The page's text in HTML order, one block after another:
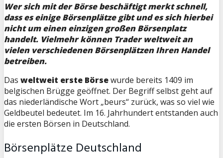
Wer sich mit der Börse beschäftigt merkt schnell,
dass es einige Börsenplätze gibt und es sich hierbei
nicht um einen einzigen großen Börsenplatz
handelt. Vielmehr können Trader weltweit an
vielen verschiedenen Börsenplätzen Ihren Handel
betreiben.
Das weltweit erste Börsewurde bereits 1409 im
belgischen Brügge geöffnet. Der Begriff selbst geht auf
das niederländische Wort „beurs“ zurück, was so viel wie
Geldbeutel bedeutet. Im 16. Jahrhundert entstanden auch
die ersten Börsen in Deutschland.
Börsenplätze Deutschland